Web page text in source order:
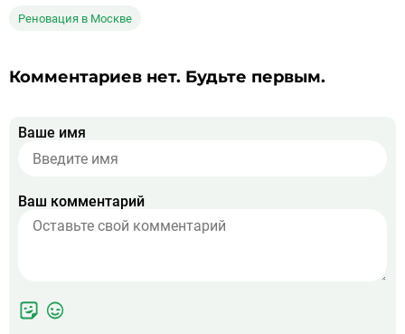
Реновация в Москве
Комментариев нет. Будьте первым.
Ваше имя
Ваш комментарий